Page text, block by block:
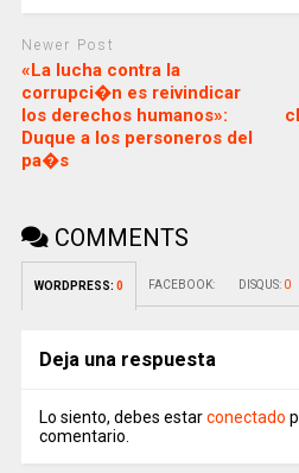
Newer Post
«La lucha contra la
corrupci�n es reivindicar
los derechos humanos»:
Duque a los personeros del
pa�s
COMMENTS
WORDPRESS: 0 FACEBOOK: DISQUS: 0
Deja una respuesta
Lo siento, debes estarconectado
comentario.